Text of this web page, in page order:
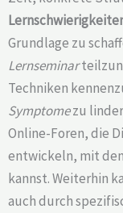
Grundlage zu
Lernseminar
Techniken
Symptomezu
Online-Foren, die
entwickeln, mit
kannst. Weiterhin
auch durch